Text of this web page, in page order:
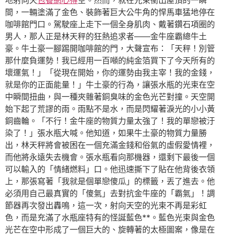
間，一輛塗滿了金色、裝飾著巨大公牛角的悍馬車猛地停在
咖啡館門口。駕駛座上走下一個全身肌肉、戴著鑽石項圈的
男人，那人正是林天秤的狂熱追求者——金牛座霸總牛土
豪。牛土豪一腳踢開咖啡館的門，大聲宣布：「天秤！別管
那什麼負運勢！我已經用一百噸的純金箔買下了今天所有的
壞運氣！」「從現在開始，你的運勢由我主宰！我的金錢，
就是你的正面能量！」牛土豪的行為，讓張水瓶的光束在空
中瞬間扭曲，與一種夾雜著銅臭味的金色光芒對撞。天空開
始下起了荒謬的雨。雨點不是水，而是閃耀著淚光的小小黃
銅齒輪。「不行！金牛座的物質力量太強了！我的單戀被汙
染了！」張水瓶大喊。他知道，如果牛土豪的物質力量勝
出，林天秤將會被困在一個充滿金錢和俗氣的虛假愛情裡，
而他將永遠失去機會。張水瓶看向那機器，還剩下最後一個
可以輸入的「情緒燃料」口。他迅速撕下了貼在他背後衣領
上，那張寫著「我就是個單戀傻瓜」的標籤，丟了進去。他
必須用自己最真實的「傻氣」去對抗金牛座的「霸氣」！調
節器再次發出轟鳴，這一次，射向天空的光束不再是彩虹
色，而是充滿了水瓶座特有的怪誕藍色**。藍色光束與金色
光芒在空中形成了一個巨大的、旋轉著的太極圖案，像是在